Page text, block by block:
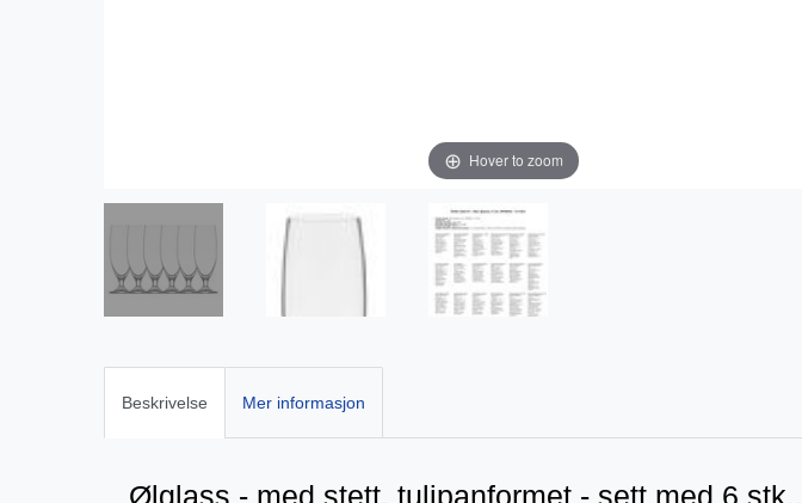
Hover to zoom
Beskrivelse Mer informasjon
Ølglass - med stett, tulipanformet - sett med 6 stk.,